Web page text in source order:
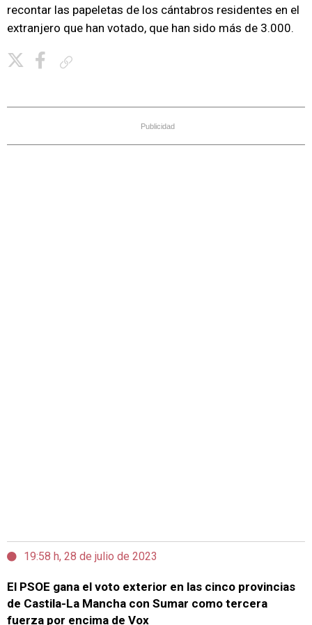
recontar las papeletas de los cántabros residentes en el
extranjero que han votado, que han sido más de 3.000.
Publicidad
19:58 h, 28 de julio de 2023
El PSOE gana el voto exterior en las cinco provincias
de Castila-La Mancha con Sumar como tercera
fuerza por encima de Vox